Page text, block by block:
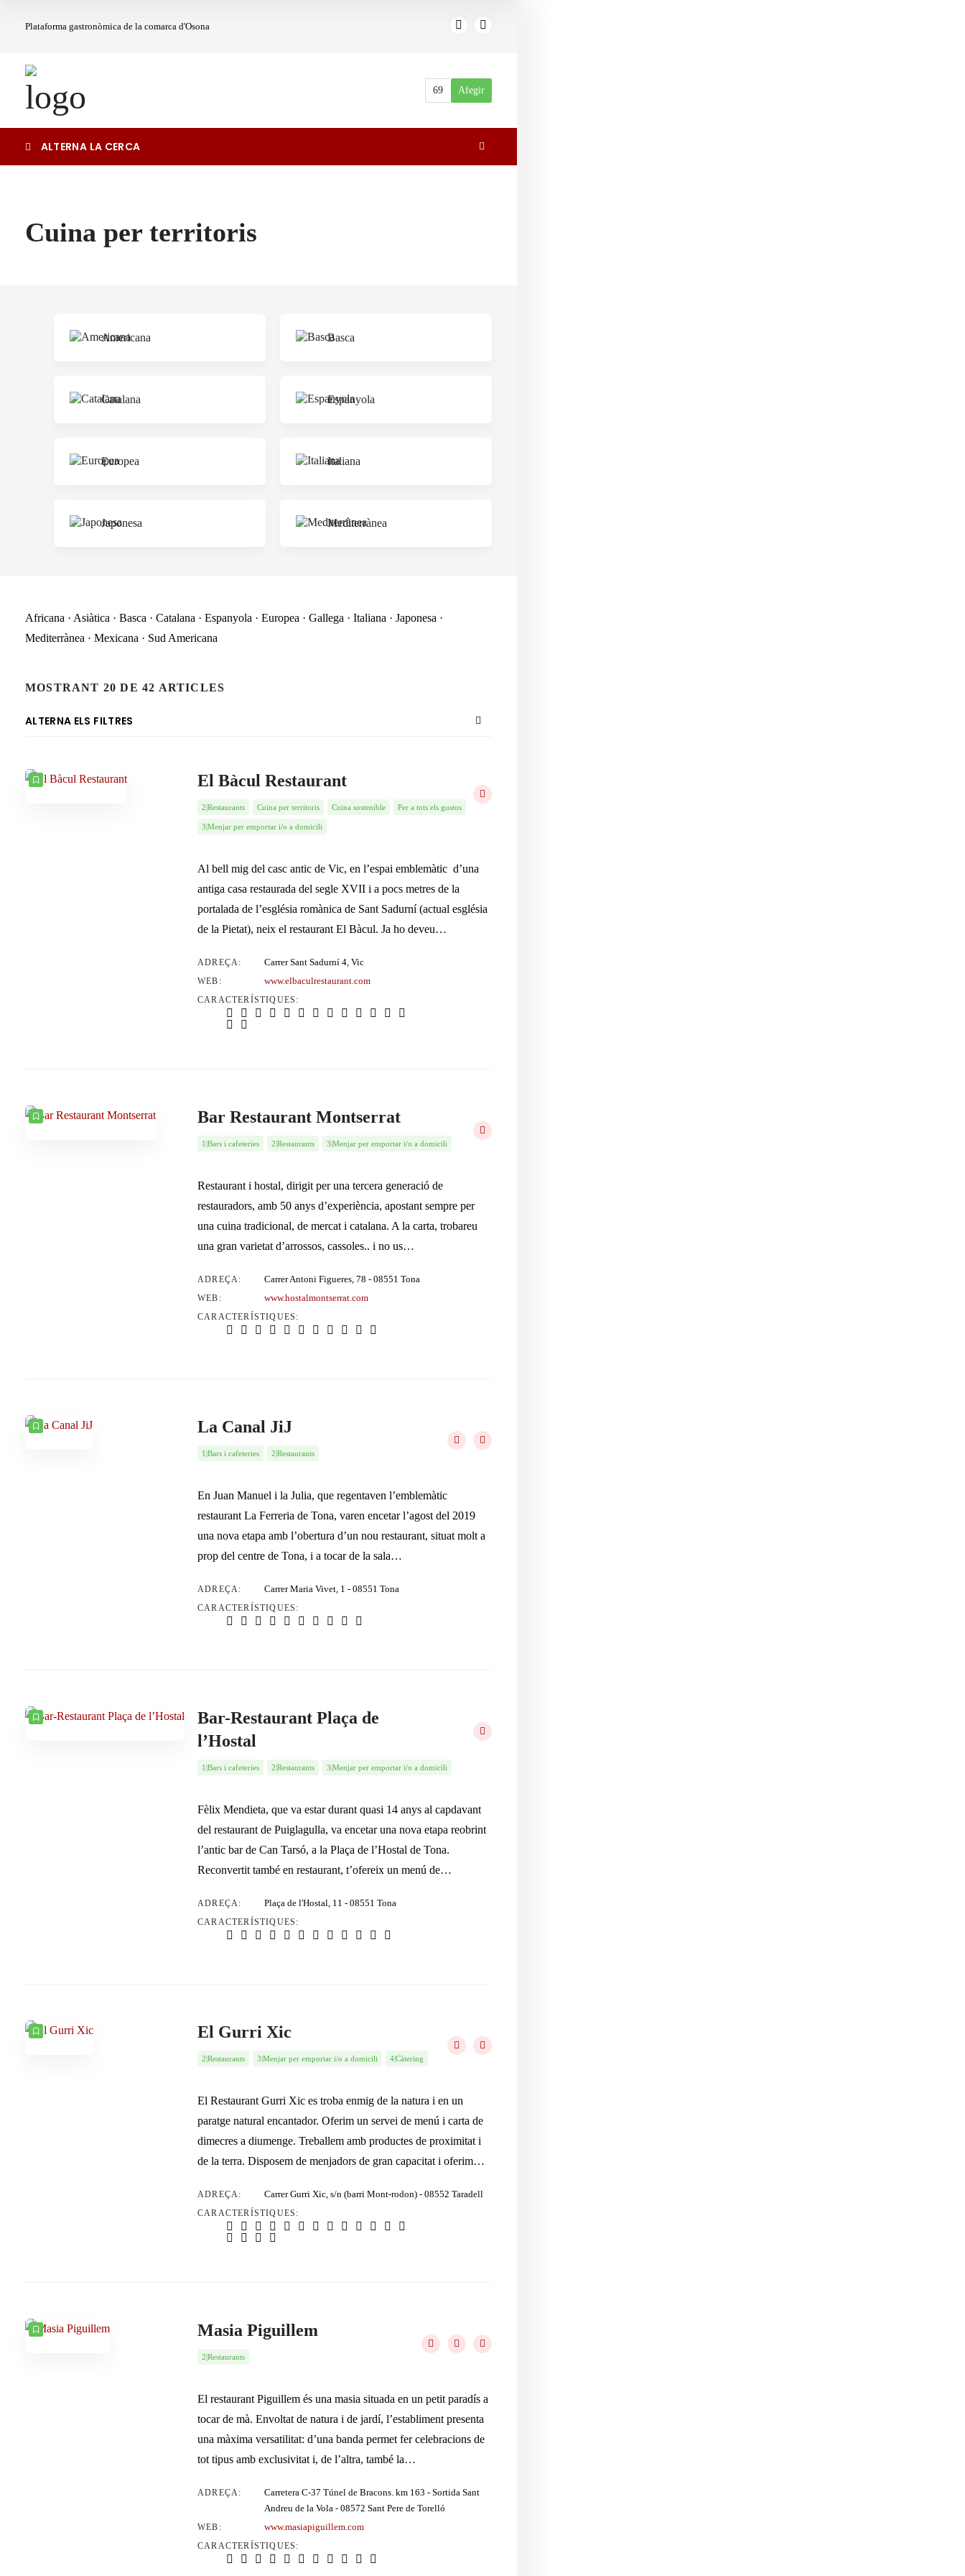
Plataforma gastronòmica de la comarca d'Osona
69 Afegir
ALTERNA LA CERCA
Cuina per territoris
Americana Basca
Catalana Espanyola
Europea Italiana
Japonesa Mediterrànea
Africana · Asiàtica · Basca · Catalana · Espanyola · Europea · Gallega · Italiana · Japonesa ·
Mediterrànea · Mexicana · Sud Americana
MOSTRANT 20 DE 42 ARTICLES
ALTERNA ELS FILTRES
COMPTADOR
El Bàcul Restaurant
2|Restaurants Cuina per territoris Cuina sostenible Per a tots els gustos
3|Menjar per emportar i/o a domicili
Al bell mig del casc antic de Vic, en l’espai emblemàtic d’una
antiga casa restaurada del segle XVII i a pocs metres de la
portalada de l’església romànica de Sant Sadurní (actual església
de la Pietat), neix el restaurant El Bàcul. Ja ho deveu…
ADREÇA: Carrer Sant Sadurní 4, Vic
WEB: www.elbaculrestaurant.com
CARACTERÍSTIQUES:
Bar Restaurant Montserrat
1|Bars i cafeteries 2|Restaurants 3|Menjar per emportar i/o a domicili
Restaurant i hostal, dirigit per una tercera generació de
restauradors, amb 50 anys d’experiència, apostant sempre per
una cuina tradicional, de mercat i catalana. A la carta, trobareu
una gran varietat d’arrossos, cassoles.. i no us…
ADREÇA: Carrer Antoni Figueres, 78 - 08551 Tona
WEB: www.hostalmontserrat.com
CARACTERÍSTIQUES:
La Canal JiJ
1|Bars i cafeteries 2|Restaurants
En Juan Manuel i la Julia, que regentaven l’emblemàtic
restaurant La Ferreria de Tona, varen encetar l’agost del 2019
una nova etapa amb l’obertura d’un nou restaurant, situat molt a
prop del centre de Tona, i a tocar de la sala…
ADREÇA: Carrer Maria Vivet, 1 - 08551 Tona
CARACTERÍSTIQUES:
Bar-Restaurant Plaça de
l’Hostal
1|Bars i cafeteries 2|Restaurants 3|Menjar per emportar i/o a domicili
Fèlix Mendieta, que va estar durant quasi 14 anys al capdavant
del restaurant de Puiglagulla, va encetar una nova etapa reobrint
l’antic bar de Can Tarsó, a la Plaça de l’Hostal de Tona.
Reconvertit també en restaurant, t’ofereix un menú de…
ADREÇA: Plaça de l'Hostal, 11 - 08551 Tona
CARACTERÍSTIQUES:
El Gurri Xic
2|Restaurants 3|Menjar per emportar i/o a domicili 4|Càtering
El Restaurant Gurri Xic es troba enmig de la natura i en un
paratge natural encantador. Oferim un servei de menú i carta de
dimecres a diumenge. Treballem amb productes de proximitat i
de la terra. Disposem de menjadors de gran capacitat i oferim…
ADREÇA: Carrer Gurri Xic, s/n (barri Mont-rodon) - 08552 Taradell
CARACTERÍSTIQUES:
Masia Piguillem
2|Restaurants
El restaurant Piguillem és una masia situada en un petit paradís a
tocar de mà. Envoltat de natura i de jardí, l’establiment presenta
una màxima versatilitat: d’una banda permet fer celebracions de
tot tipus amb exclusivitat i, de l’altra, també la…
ADREÇA:
Carretera C-37 Túnel de Bracons. km 163 - Sortida Sant
Andreu de la Vola - 08572 Sant Pere de Torelló
WEB: www.masiapiguillem.com
CARACTERÍSTIQUES: